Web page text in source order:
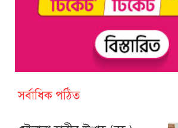
সর্বাধিক পঠিত